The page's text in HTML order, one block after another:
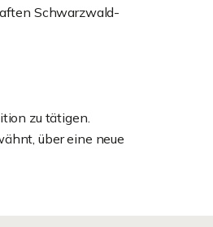
Schwarzwald-
zu tätigen.
über eine neue